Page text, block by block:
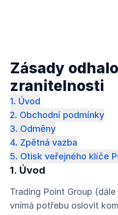
Zásady
zranitelnosti
1. Úvod
2. Obchodní podmínky
3. Odměny
4. Zpětná vazba
5. Otisk veřejného klíče
1. Úvod
Trading Point Group (dále
vnímá potřebu oslovit